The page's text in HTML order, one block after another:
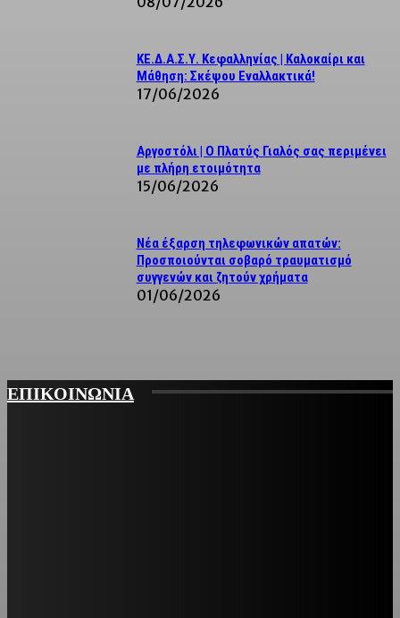
ΚΕ.Δ.Α.Σ.Υ. Κεφαλληνίας | Καλοκαίρι και
Μάθηση: Σκέψου Εναλλακτικά!
17/06/2026
Αργοστόλι | Ο Πλατύς Γιαλός σας περιμένει
με πλήρη ετοιμότητα
15/06/2026
Νέα έξαρση τηλεφωνικών απατών:
Προσποιούνται σοβαρό τραυματισμό
συγγενών και ζητούν χρήματα
01/06/2026
ΕΠΙΚΟΙΝΩΝΙΑ